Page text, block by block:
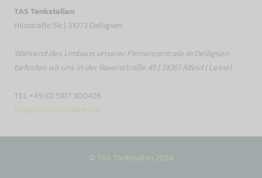
TAS Tankstellen
Hilsstraße 51c | 31073 Delligsen
Während des Umbaus unserer Firmenzentrale in Delligsen
befinden wir uns in der Ravenstraße 45 | 31061 Alfeld ( Leine)
TEL +49 (0) 5187 300426
info@tas-tankstellen.de
© TAS Tankstellen 2024